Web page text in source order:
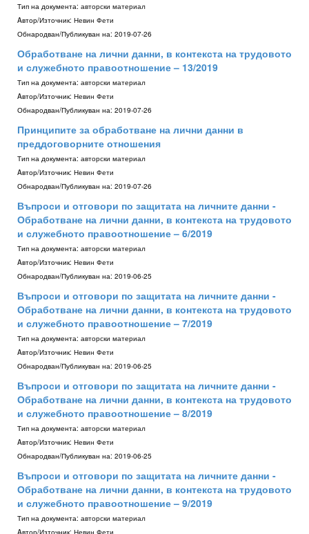
Тип на документа: авторски материал
Aвтор/Източник: Невин Фети
Обнародван/Публикуван на: 2019-07-26
Обработване на лични данни, в контекста на трудовото
и служебното правоотношение – 13/2019
Тип на документа: авторски материал
Aвтор/Източник: Невин Фети
Обнародван/Публикуван на: 2019-07-26
Принципите за обработване на лични данни в
преддоговорните отношения
Тип на документа: авторски материал
Aвтор/Източник: Невин Фети
Обнародван/Публикуван на: 2019-07-26
Въпроси и отговори по защитата на личните данни -
Обработване на лични данни, в контекста на трудовото
и служебното правоотношение – 6/2019
Тип на документа: авторски материал
Aвтор/Източник: Невин Фети
Обнародван/Публикуван на: 2019-06-25
Въпроси и отговори по защитата на личните данни -
Обработване на лични данни, в контекста на трудовото
и служебното правоотношение – 7/2019
Тип на документа: авторски материал
Aвтор/Източник: Невин Фети
Обнародван/Публикуван на: 2019-06-25
Въпроси и отговори по защитата на личните данни -
Обработване на лични данни, в контекста на трудовото
и служебното правоотношение – 8/2019
Тип на документа: авторски материал
Aвтор/Източник: Невин Фети
Обнародван/Публикуван на: 2019-06-25
Въпроси и отговори по защитата на личните данни -
Обработване на лични данни, в контекста на трудовото
и служебното правоотношение – 9/2019
Тип на документа: авторски материал
Aвтор/Източник: Невин Фети